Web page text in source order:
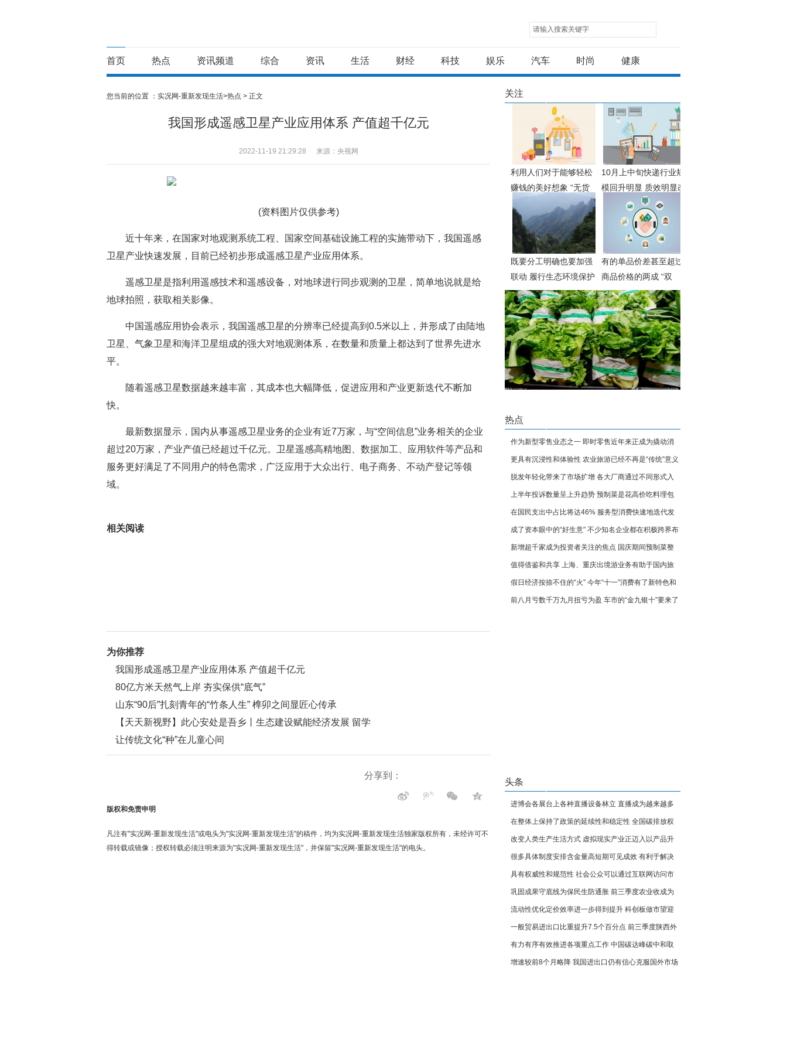
请输入搜索关键字
首页 热点 资讯频道 综合 资讯 生活 财经 科技 娱乐 汽车 时尚 健康
您当前的位置 ： 实况网-重新发现生活>热点 > 正文
我国形成遥感卫星产业应用体系 产值超千亿元
2022-11-19 21:29:28 来源：央视网
(资料图片仅供参考)
近十年来，在国家对地观测系统工程、国家空间基础设施工程的实施带动下，我国遥感
卫星产业快速发展，目前已经初步形成遥感卫星产业应用体系。
遥感卫星是指利用遥感技术和遥感设备，对地球进行同步观测的卫星，简单地说就是给
地球拍照，获取相关影像。
中国遥感应用协会表示，我国遥感卫星的分辨率已经提高到0.5米以上，并形成了由陆地
卫星、气象卫星和海洋卫星组成的强大对地观测体系，在数量和质量上都达到了世界先进水
平。
随着遥感卫星数据越来越丰富，其成本也大幅降低，促进应用和产业更新迭代不断加
快。
最新数据显示，国内从事遥感卫星业务的企业有近7万家，与“空间信息”业务相关的企业
超过20万家，产业产值已经超过千亿元。卫星遥感高精地图、数据加工、应用软件等产品和
服务更好满足了不同用户的特色需求，广泛应用于大众出行、电子商务、不动产登记等领
域。
相关阅读
为你推荐
我国形成遥感卫星产业应用体系 产值超千亿元
80亿方米天然气上岸 夯实保供“底气”
山东“90后”扎刻青年的“竹条人生” 榫卯之间显匠心传承
【天天新视野】此心安处是吾乡丨生态建设赋能经济发展 留学
生实地感受中国的“金山银山”
让传统文化“种”在儿童心间
分享到：
版权和免责申明
凡注有"实况网-重新发现生活"或电头为"实况网-重新发现生活"的稿件，均为实况网-重新发现生活独家版权所有，未经许可不
得转载或镜像；授权转载必须注明来源为"实况网-重新发现生活"，并保留"实况网-重新发现生活"的电头。
关注
利用人们对于能够轻松
赚钱的美好想象 “无货
源电商”模式再度走红多
人受骗
10月上中旬快递行业规
模回升明显 质效明显改
善能力稳中有升
既要分工明确也要加强
联动 履行生态环境保护
职责还需形成工作合力
有的单品价差甚至超过
商品价格的两成 “双
11”薅羊毛不同渠道价
差悬殊
热点
作为新型零售业态之一 即时零售近年来正成为撬动消
费增长不可忽视的新动能
更具有沉浸性和体验性 农业旅游已经不再是“传统”意义
上的农家乐
脱发年轻化带来了市场扩增 各大厂商通过不同形式入
局期望分得一杯羹
上半年投诉数量呈上升趋势 预制菜是花高价吃料理包
吗？
在国民支出中占比将达46% 服务型消费快速地迭代发
展持续焕发生命力
成了资本眼中的“好生意” 不少知名企业都在积极跨界布
局咖啡赛道
新增超千家成为投资者关注的焦点 国庆期间预制菜整
体销量较去年大为增加
值得借鉴和共享 上海、重庆出境游业务有助于国内旅
游业进一步走向世界
假日经济按捺不住的“火” 今年“十一”消费有了新特色和
新亮点
前八月亏数千万九月扭亏为盈 车市的“金九银十”要来了
头条
进博会各展台上各种直播设备林立 直播成为越来越多
外商的选择
在整体上保持了政策的延续性和稳定性 全国碳排放权
交易继续实行配额免费分配
改变人类生产生活方式 虚拟现实产业正迈入以产品升
级和融合应用为主线的战略窗口期
很多具体制度安排含金量高短期可见成效 有利于解决
个体工商户“急难愁盼”问题
具有权威性和规范性 社会公众可以通过互联网访问市
场监管法律法规规章数据库
巩固成果守底线为保民生防通胀 前三季度农业收成为
稳定经济大盘提供了坚实支撑
流动性优化定价效率进一步得到提升 科创板做市望迎
来增量资金持续入场
一般贸易进出口比重提升7.5个百分点 前三季度陕西外
贸结构明显优化
有力有序有效推进各项重点工作 中国碳达峰碳中和取
得显著成效
增速较前8个月略降 我国进出口仍有信心克服国外市场